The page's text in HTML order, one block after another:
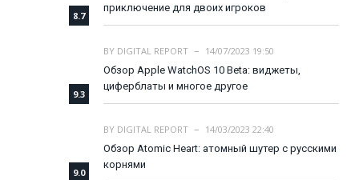
8.7
приключение для двоих игроков
9.3
BY DIGITAL REPORT
14/07/2023 19:50
Обзор Apple WatchOS 10 Beta: виджеты,
циферблаты и многое другое
9.0
BY DIGITAL REPORT
14/03/2023 22:40
Обзор Atomic Heart: атомный шутер с русскими
корнями